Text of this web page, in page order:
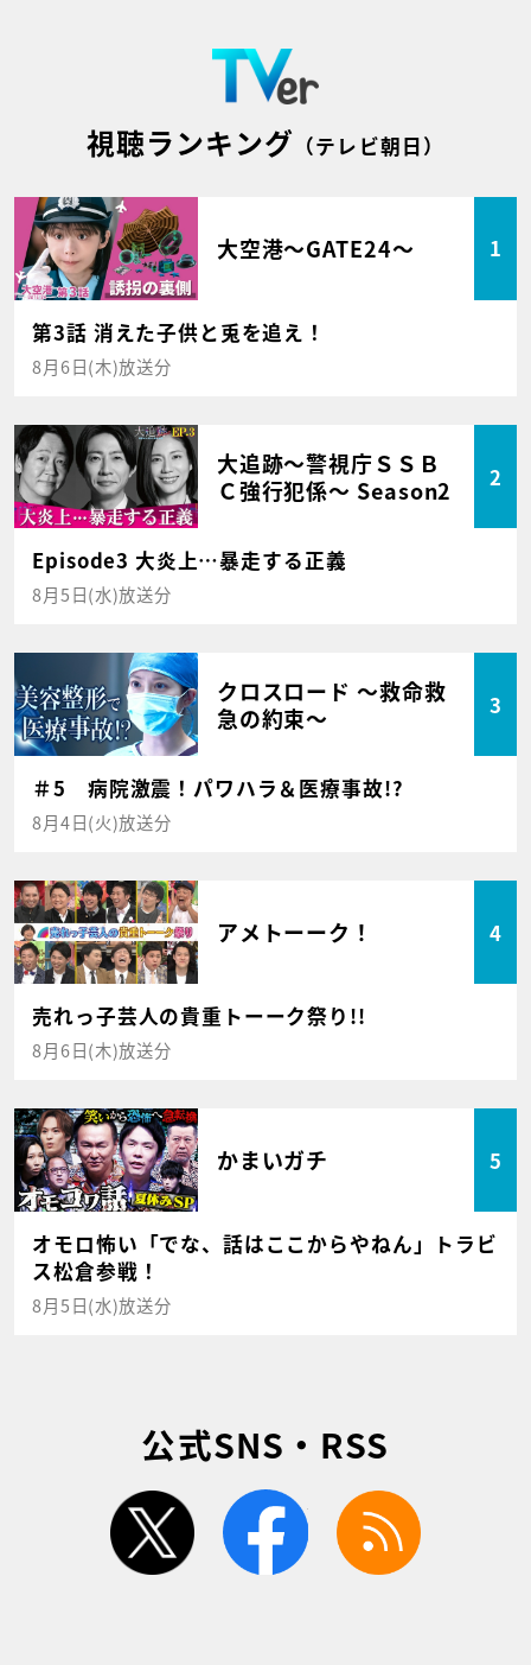
視聴ランキング （テレビ朝日）
大空港～GATE24～ 1
第3話 消えた子供と兎を追え！
8月6日(木)放送分
大追跡～警視庁ＳＳＢ
Ｃ強行犯係～ Season2
2
Episode3 大炎上…暴走する正義
8月5日(水)放送分
クロスロード ～救命救
急の約束～
3
＃5 病院激震！パワハラ＆医療事故!?
8月4日(火)放送分
アメトーーク！ 4
売れっ子芸人の貴重トーーク祭り!!
8月6日(木)放送分
かまいガチ 5
オモロ怖い「でな、話はここからやねん」トラビ
ス松倉参戦！
8月5日(水)放送分
公式SNS・RSS
twitter facebook